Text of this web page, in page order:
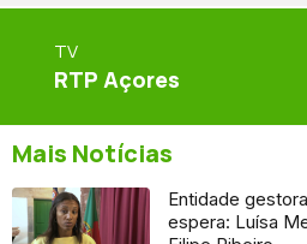
TV
RTP Açores
Mais Notícias
Entidade
espera: Luísa